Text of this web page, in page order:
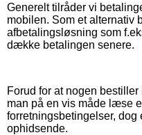
Generelt tilråder vi
mobilen. Som et alternativ
afbetalingsløsning som
dække betalingen senere.
Forud for at nogen
man på en vis måde læse
forretningsbetingelser,
ophidsende.